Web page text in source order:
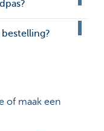
of maak een